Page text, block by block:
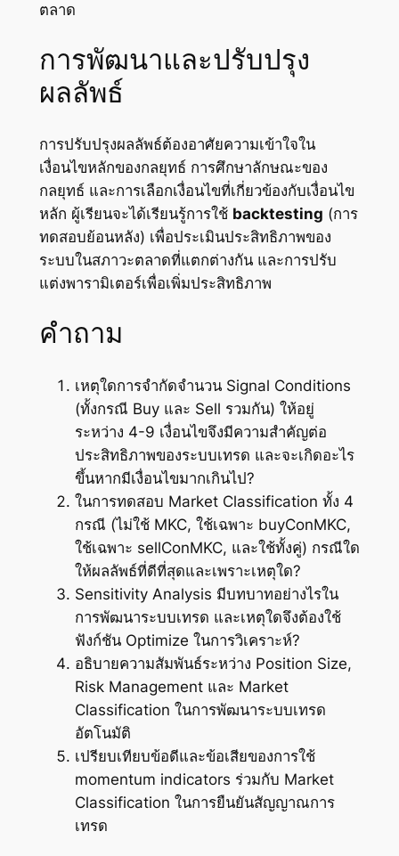
ตลาด
การพัฒนาและปรับปรุง
ผลลัพธ์
การปรับปรุงผลลัพธ์ต้องอาศัยความเข้าใจใน
เงื่อนไขหลักของกลยุทธ์ การศึกษาลักษณะของ
กลยุทธ์ และการเลือกเงื่อนไขที่เกี่ยวข้องกับเงื่อนไข
หลัก ผู้เรียนจะได้เรียนรู้การใช้ backtesting (การ
ทดสอบย้อนหลัง) เพื่อประเมินประสิทธิภาพของ
ระบบในสภาวะตลาดที่แตกต่างกัน และการปรับ
แต่งพารามิเตอร์เพื่อเพิ่มประสิทธิภาพ
คำถาม
เหตุใดการจำกัดจำนวน Signal Conditions
(ทั้งกรณี Buy และ Sell รวมกัน) ให้อยู่
ระหว่าง 4-9 เงื่อนไขจึงมีความสำคัญต่อ
ประสิทธิภาพของระบบเทรด และจะเกิดอะไร
ขึ้นหากมีเงื่อนไขมากเกินไป?
ในการทดสอบ Market Classification ทั้ง 4
กรณี (ไม่ใช้ MKC, ใช้เฉพาะ buyConMKC,
ใช้เฉพาะ sellConMKC, และใช้ทั้งคู่) กรณีใด
ให้ผลลัพธ์ที่ดีที่สุดและเพราะเหตุใด?
Sensitivity Analysis มีบทบาทอย่างไรใน
การพัฒนาระบบเทรด และเหตุใดจึงต้องใช้
ฟังก์ชัน Optimize ในการวิเคราะห์?
อธิบายความสัมพันธ์ระหว่าง Position Size,
Risk Management และ Market
Classification ในการพัฒนาระบบเทรด
อัตโนมัติ
เปรียบเทียบข้อดีและข้อเสียของการใช้
momentum indicators ร่วมกับ Market
Classification ในการยืนยันสัญญาณการ
เทรด